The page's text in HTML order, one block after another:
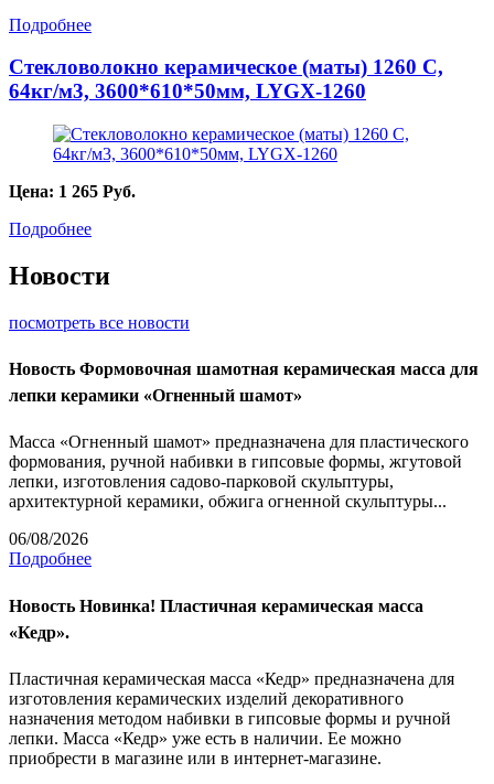
Подробнее
Стекловолокно керамическое (маты) 1260 С,
64кг/м3, 3600*610*50мм, LYGX-1260
Цена: 1 265 Руб.
Подробнее
Новости
посмотреть все новости
Новость Формовочная шамотная керамическая масса для
лепки керамики «Огненный шамот»
Масса «Огненный шамот» предназначена для пластического
формования, ручной набивки в гипсовые формы, жгутовой
лепки, изготовления садово-парковой скульптуры,
архитектурной керамики, обжига огненной скульптуры...
06/08/2026
Подробнее
Новость Новинка! Пластичная керамическая масса
«Кедр».
Пластичная керамическая масса «Кедр» предназначена для
изготовления керамических изделий декоративного
назначения методом набивки в гипсовые формы и ручной
лепки. Масса «Кедр» уже есть в наличии. Ее можно
приобрести в магазине или в интернет-магазине.